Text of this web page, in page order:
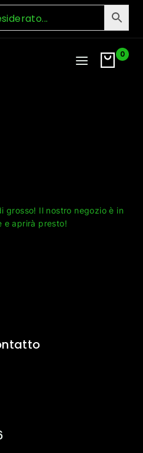
0
grosso! Il nostro negozio è in
e aprirà presto!